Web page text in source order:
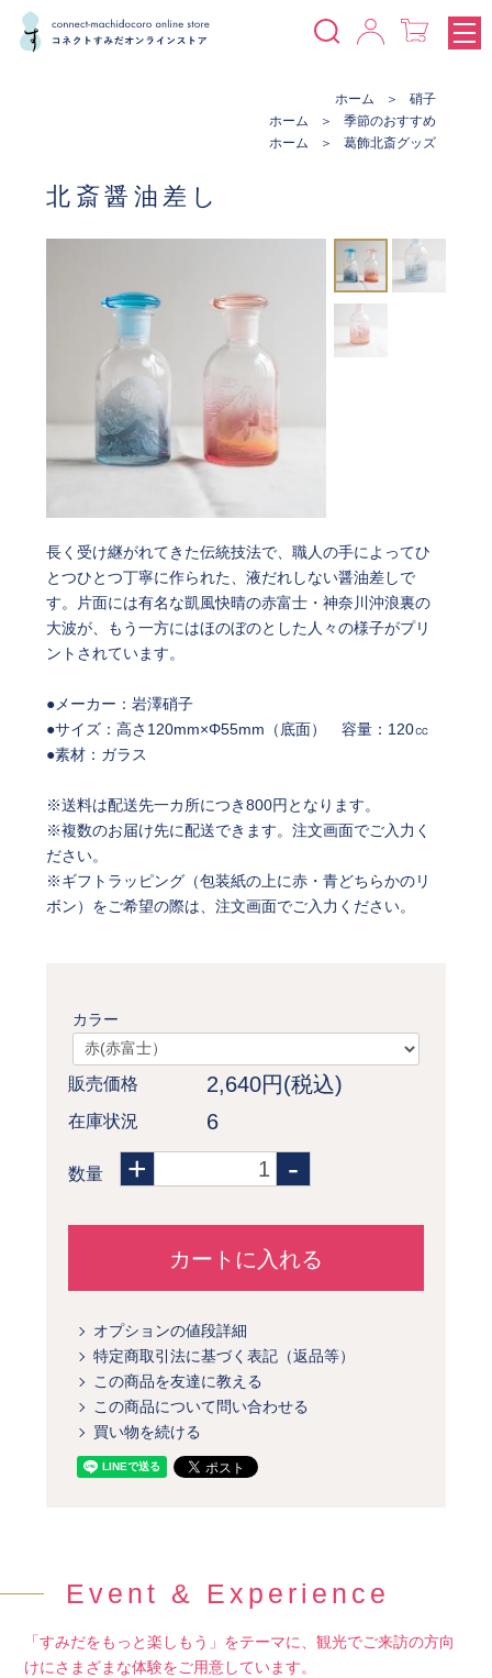
ホーム
硝子
ホーム
季節のおすすめ
ホーム
葛飾北斎グッズ
北斎醤油差し
長く受け継がれてきた伝統技法で、職人の手によってひ
とつひとつ丁寧に作られた、液だれしない醤油差しで
す。片面には有名な凱風快晴の赤富士・神奈川沖浪裏の
大波が、もう一方にはほのぼのとした人々の様子がプリ
ントされています。
●メーカー：岩澤硝子
●サイズ：高さ120mm×Φ55mm（底面） 容量：120㏄
●素材：ガラス
※送料は配送先一カ所につき800円となります。
※複数のお届け先に配送できます。注文画面でご入力く
ださい。
※ギフトラッピング（包装紙の上に赤・青どちらかのリ
ボン）をご希望の際は、注文画面でご入力ください。
カラー
販売価格 2,640円(税込)
在庫状況 6
数量 + -
カートに入れる
オプションの値段詳細
特定商取引法に基づく表記（返品等）
この商品を友達に教える
この商品について問い合わせる
買い物を続ける
Event & Experience
「すみだをもっと楽しもう」をテーマに、観光でご来訪の方向
けにさまざまな体験をご用意しています。